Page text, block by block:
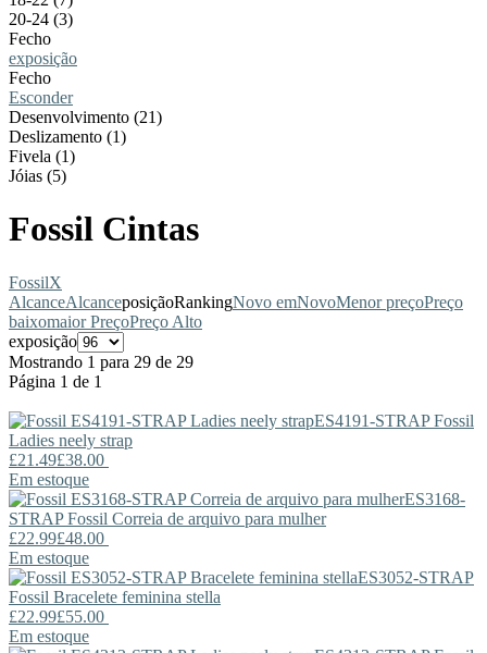
20-24 (3)
Fecho
exposição
Fecho
Esconder
Desenvolvimento (21)
Deslizamento (1)
Fivela (1)
Jóias (5)
Fossil Cintas
FossilX
AlcanceAlcanceposiçãoRankingNovo emNovoMenor preçoPreço
baixomaior PreçoPreço Alto
exposição
Mostrando 1 para 29 de 29
Página 1 de 1
ES4191-STRAPFossil
Ladies neely strap
£21.49£38.00
Em estoque
ES3168-
STRAPFossil Correia de arquivo para mulher
£22.99£48.00
Em estoque
ES3052-STRAP
Fossil Bracelete feminina stella
£22.99£55.00
Em estoque